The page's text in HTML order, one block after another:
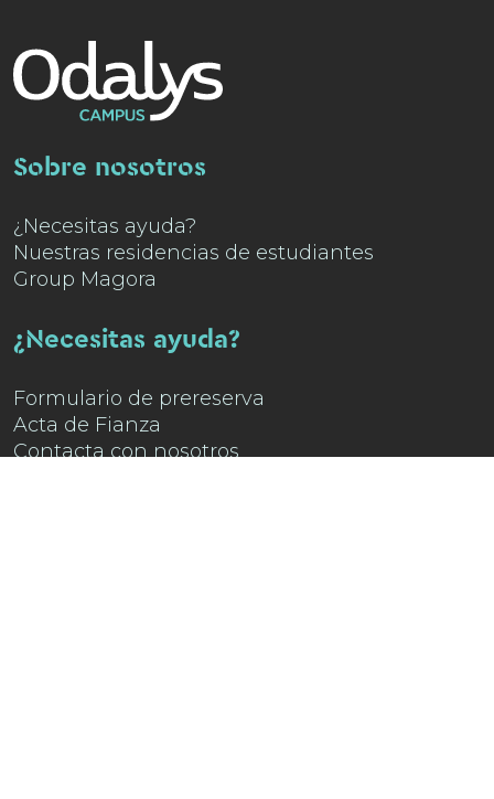
Sobre nosotros
¿Necesitas ayuda?
Nuestras residencias de estudiantes
Group Magora
¿Necesitas ayuda?
Formulario de prereserva
Acta de Fianza
Contacta con nosotros